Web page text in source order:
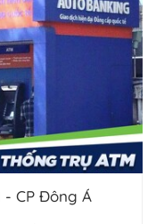
- CP Đông Á